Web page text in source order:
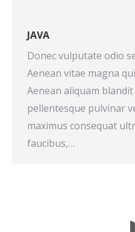
JAVA
Donec vulputate odio
Aenean vitae magna
Aenean aliquam
pellentesque pulvinar
maximus consequat
faucibus,…